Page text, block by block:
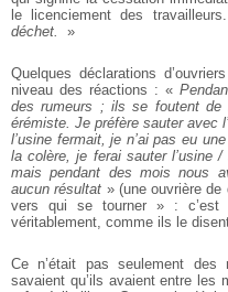
le licenciement des
déchet.
»
Quelques déclarations
niveau des réactions : «
des rumeurs ; ils se foutent de
érémiste. Je préfère sauter avec
l’usine fermait, je n’ai pas eu
la colère, je ferai sauter l’usine
mais pendant des mois nous
aucun résultat » (une ouvrière
vers qui se tourner » : c’est
véritablement, comme ils le
Ce n’était pas seulement
savaient qu’ils avaient entre les